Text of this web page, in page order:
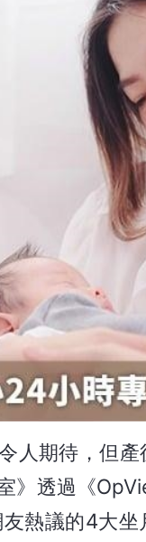
人期待，但
》透過《
熱議的4大